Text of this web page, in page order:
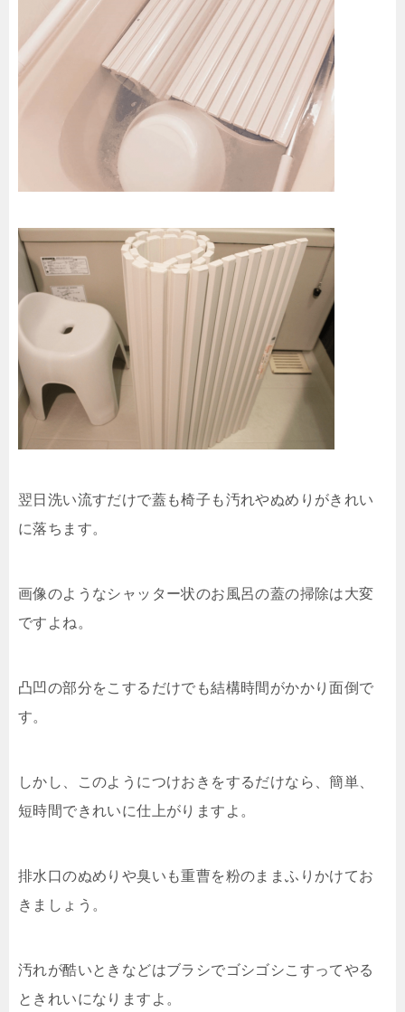
翌日洗い流すだけで蓋も椅子も汚れやぬめりがきれい
に落ちます。
画像のようなシャッター状のお風呂の蓋の掃除は大変
ですよね。
凸凹の部分をこするだけでも結構時間がかかり面倒で
す。
しかし、このようにつけおきをするだけなら、簡単、
短時間できれいに仕上がりますよ。
排水口のぬめりや臭いも重曹を粉のままふりかけてお
きましょう。
汚れが酷いときなどはブラシでゴシゴシこすってやる
ときれいになりますよ。